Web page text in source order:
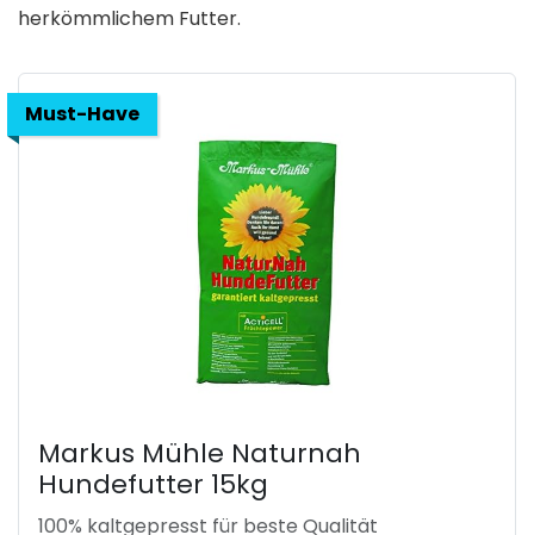
herkömmlichem Futter.
Must-Have
Markus Mühle Naturnah
Hundefutter 15kg
100% kaltgepresst für beste Qualität